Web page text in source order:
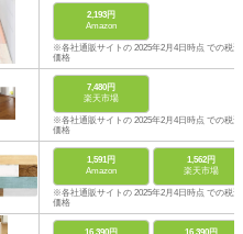
2,193円
Amazon
※各社通販サイトの 2025年2月4日時点 での税込
価格
7,480円
楽天市場
※各社通販サイトの 2025年2月4日時点 での税込
価格
1,591円
Amazon
1,562円
楽天市場
※各社通販サイトの 2025年2月4日時点 での税込
価格